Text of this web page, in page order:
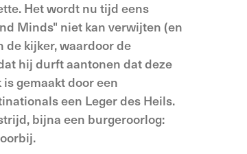
Het wordt nu tijd eens
Minds" niet kan verwijten (en
kijker, waardoor de
hij durft aantonen dat deze
gemaakt door een
een Leger des Heils.
bijna een burgeroorlog: